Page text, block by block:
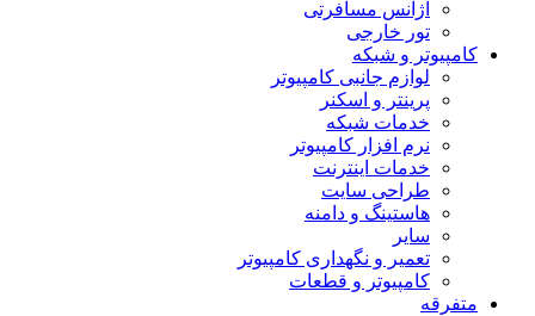
آژانس مسافرتی
تور خارجی
کامپیوتر و شبکه
لوازم جانبی کامپیوتر
پرینتر و اسکنر
خدمات شبکه
نرم افزار کامپیوتر
خدمات اینترنت
طراحی سایت
هاستینگ و دامنه
سایر
تعمیر و نگهداری کامپیوتر
کامپیوتر و قطعات
متفرقه